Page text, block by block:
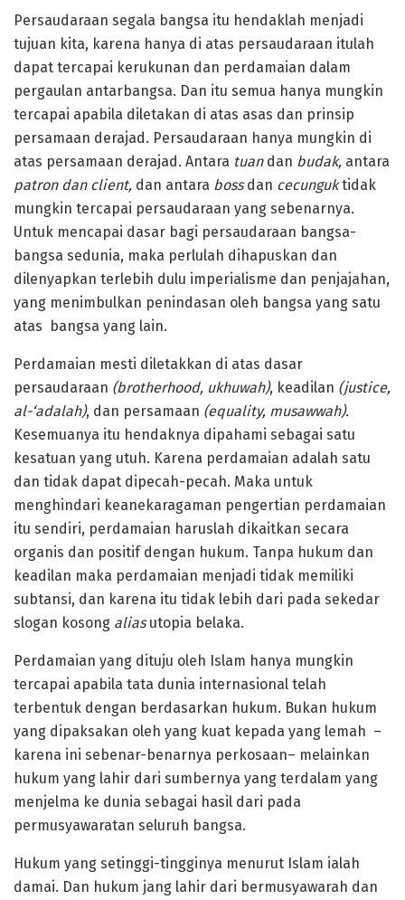
Persaudaraan segala bangsa itu hendaklah menjadi
tujuan kita, karena hanya di atas persaudaraan itulah
dapat tercapai kerukunan dan perdamaian dalam
pergaulan antarbangsa. Dan itu semua hanya mungkin
tercapai apabila diletakan di atas asas dan prinsip
persamaan derajad. Persaudaraan hanya mungkin di
atas persamaan derajad. Antara tuan dan budak, antara
patron dan client, dan antara bossdan cecunguktidak
mungkin tercapai persaudaraan yang sebenarnya.
Untuk mencapai dasar bagi persaudaraan bangsa-
bangsa sedunia, maka perlulah dihapuskan dan
dilenyapkan terlebih dulu imperialisme dan penjajahan,
yang menimbulkan penindasan oleh bangsa yang satu
atas bangsa yang lain.
Perdamaian mesti diletakkan di atas dasar
persaudaraan (brotherhood, ukhuwah), keadilan (justice,
al-‘adalah), dan persamaan (equality, musawwah).
Kesemuanya itu hendaknya dipahami sebagai satu
kesatuan yang utuh. Karena perdamaian adalah satu
dan tidak dapat dipecah-pecah. Maka untuk
menghindari keanekaragaman pengertian perdamaian
itu sendiri, perdamaian haruslah dikaitkan secara
organis dan positif dengan hukum. Tanpa hukum dan
keadilan maka perdamaian menjadi tidak memiliki
subtansi, dan karena itu tidak lebih dari pada sekedar
slogan kosong aliasutopia belaka.
Perdamaian yang dituju oleh Islam hanya mungkin
tercapai apabila tata dunia internasional telah
terbentuk dengan berdasarkan hukum. Bukan hukum
yang dipaksakan oleh yang kuat kepada yang lemah –
karena ini sebenar-benarnya perkosaan– melainkan
hukum yang lahir dari sumbernya yang terdalam yang
menjelma ke dunia sebagai hasil dari pada
permusyawaratan seluruh bangsa.
Hukum yang setinggi-tingginya menurut Islam ialah
damai. Dan hukum jang lahir dari bermusyawarah dan